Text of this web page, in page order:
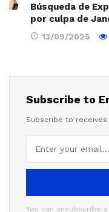
Búsqueda de
por culpa de
13/09/2025
Subscribe to
Subscribe to
You can unsubscribe